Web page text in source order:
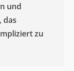
und
das
zu